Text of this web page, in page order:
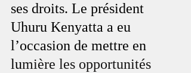
ses droits. Le président
Uhuru Kenyatta a eu
l’occasion de mettre en
lumière les opportunités